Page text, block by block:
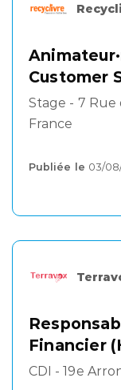
Customer
Stage - 7 Rue
France
Publiée le 03/
Financier
CDI - 19e